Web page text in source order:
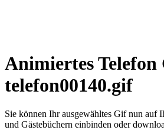
Animiertes Telefon
telefon00140.gif
Sie können Ihr ausgewähltes Gif nun auf
und Gästebüchern einbinden oder